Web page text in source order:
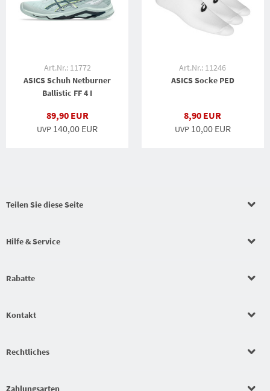
Art.Nr.: 11772
ASICS Schuh Netburner
Ballistic FF 4 I
89,90 EUR
UVP 140,00 EUR
Art.Nr.: 11246
ASICS Socke PED
8,90 EUR
UVP 10,00 EUR
Teilen Sie diese Seite
Hilfe & Service
Rabatte
Kontakt
Rechtliches
Zahlungsarten